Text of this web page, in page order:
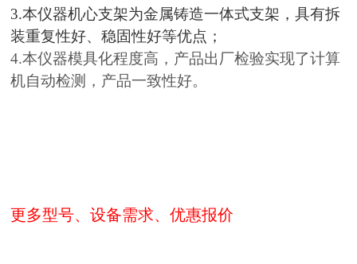
3.本仪器机心支架为金属铸造一体式支架，具有拆
装重复性好、稳固性好等优点；
4.本仪器模具化程度高，产品出厂检验实现了计算
机自动检测，产品一致性好。
更多型号、设备需求、优惠报价